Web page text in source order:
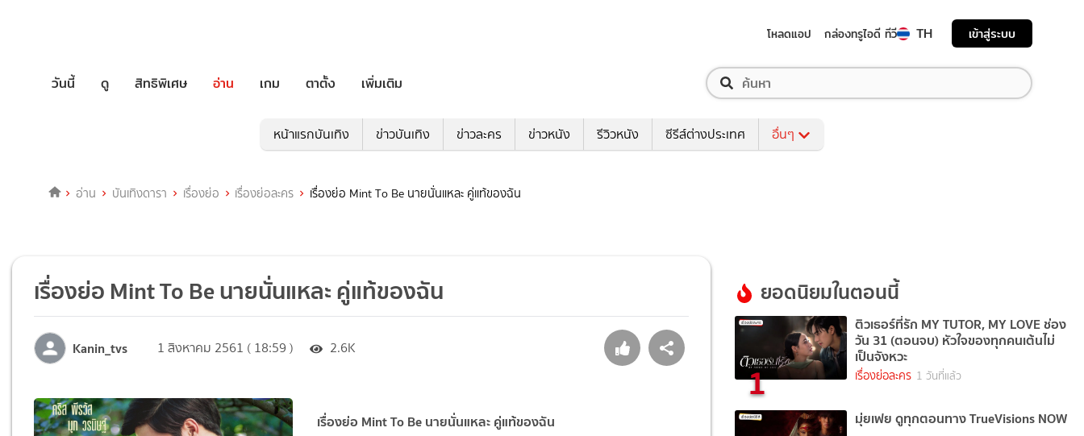
โหลดแอป กล่องทรูไอดี ทีวี TH เข้าสู่ระบบ
วันนี้ ดู สิทธิพิเศษ อ่าน เกม ตาตั้ง เพิ่มเติม
หน้าแรกบันเทิง ข่าวบันเทิง ข่าวละคร ข่าวหนัง รีวิวหนัง ซีรีส์ต่างประเทศ อื่นๆ
อ่าน บันเทิงดารา เรื่องย่อ เรื่องย่อละคร เรื่องย่อ Mint To Be นายนั่นแหละ คู่แท้ของฉัน
เรื่องย่อ Mint To Be นายนั่นแหละ คู่แท้ของฉัน
Kanin_tvs 1 สิงหาคม 2561 ( 18:59 ) 2.6K
เรื่องย่อ Mint To Be นายนั่นแหละ คู่แท้ของฉัน
ยอดนิยมในตอนนี้
1
ติวเธอร์ที่รัก MY TUTOR, MY LOVE ช่อง
วัน 31 (ตอนจบ) หัวใจของทุกคนเต้นไม่
เป็นจังหวะ
เรื่องย่อละคร 1 วันที่แล้ว
มุ่ยเฟย ดูทุกตอนทาง TrueVisions NOW